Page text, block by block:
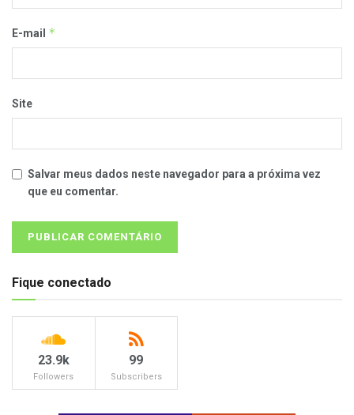
E-mail *
Site
Salvar meus dados neste navegador para a próxima vez
que eu comentar.
Fique conectado
23.9k
Followers
99
Subscribers